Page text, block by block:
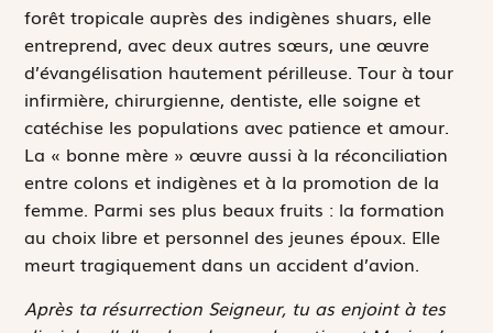
forêt tropicale auprès des indigènes shuars, elle
entreprend, avec deux autres sœurs, une œuvre
d’évangélisation hautement périlleuse. Tour à tour
infirmière, chirurgienne, dentiste, elle soigne et
catéchise les populations avec patience et amour.
La « bonne mère » œuvre aussi à la réconciliation
entre colons et indigènes et à la promotion de la
femme. Parmi ses plus beaux fruits : la formation
au choix libre et personnel des jeunes époux. Elle
meurt tragiquement dans un accident d’avion.
Après ta résurrection Seigneur, tu as enjoint à tes